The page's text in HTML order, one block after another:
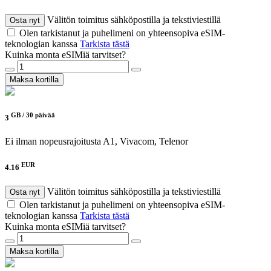
Osta nyt
Välitön toimitus sähköpostilla ja tekstiviestillä
Olen tarkistanut ja puhelimeni on yhteensopiva eSIM-
teknologian kanssa Tarkista tästä
Kuinka monta eSIMiä tarvitset?
Maksa kortilla
3 GB / 30 päivää
Ei ilman nopeusrajoitustaA1, Vivacom, Telenor
4.16 EUR
Osta nyt
Välitön toimitus sähköpostilla ja tekstiviestillä
Olen tarkistanut ja puhelimeni on yhteensopiva eSIM-
teknologian kanssa Tarkista tästä
Kuinka monta eSIMiä tarvitset?
Maksa kortilla